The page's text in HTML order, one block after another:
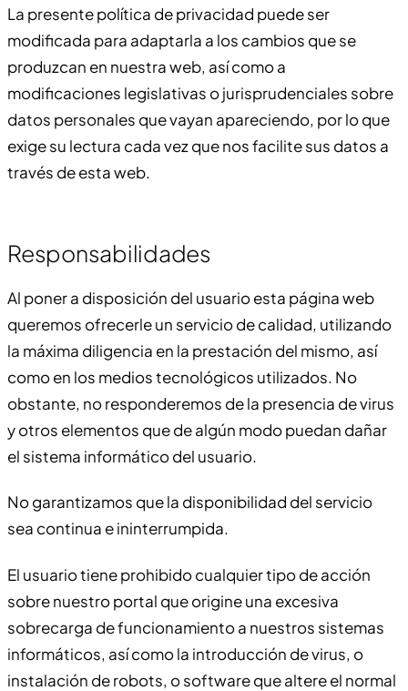
La presente política de privacidad puede ser
modificada para adaptarla a los cambios que se
produzcan en nuestra web, así como a
modificaciones legislativas o jurisprudenciales sobre
datos personales que vayan apareciendo, por lo que
exige su lectura cada vez que nos facilite sus datos a
través de esta web.
Responsabilidades
Al poner a disposición del usuario esta página web
queremos ofrecerle un servicio de calidad, utilizando
la máxima diligencia en la prestación del mismo, así
como en los medios tecnológicos utilizados. No
obstante, no responderemos de la presencia de virus
y otros elementos que de algún modo puedan dañar
el sistema informático del usuario.
No garantizamos que la disponibilidad del servicio
sea continua e ininterrumpida.
El usuario tiene prohibido cualquier tipo de acción
sobre nuestro portal que origine una excesiva
sobrecarga de funcionamiento a nuestros sistemas
informáticos, así como la introducción de virus, o
instalación de robots, o software que altere el normal